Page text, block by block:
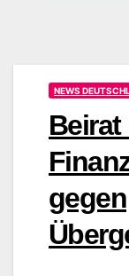
NEWS
Beirat
gegen